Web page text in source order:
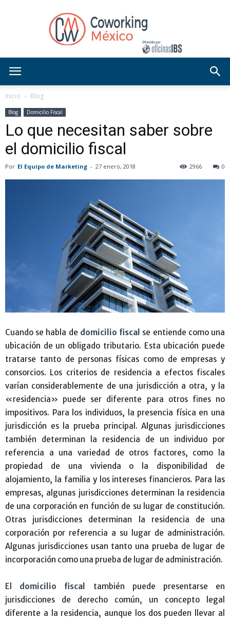
OficinasIBS
Inicio Blog
Blog Domicilio Fiscal
Lo que necesitan saber sobre
el domicilio fiscal
Por El Equipo de Marketing - 27 enero, 2018 0
2966
Cuando se habla de domicilio fiscal se entiende como una
ubicación de un obligado tributario. Esta ubicación puede
tratarse tanto de personas físicas como de empresas y
consorcios. Los criterios de residencia a efectos fiscales
varían considerablemente de una jurisdicción a otra, y la
«residencia» puede ser diferente para otros fines no
impositivos. Para los individuos, la presencia física en una
jurisdicción es la prueba principal. Algunas jurisdicciones
también determinan la residencia de un individuo por
referencia a una variedad de otros factores, como la
propiedad de una vivienda o la disponibilidad de
alojamiento, la familia y los intereses financieros. Para las
empresas, algunas jurisdicciones determinan la residencia
de una corporación en función de su lugar de constitución.
Otras jurisdicciones determinan la residencia de una
corporación por referencia a su lugar de administración.
Algunas jurisdicciones usan tanto una prueba de lugar de
incorporación como una prueba de lugar de administración.
El domicilio fiscal
también puede presentarse en
jurisdicciones de derecho común, un concepto legal
diferente a la residencia, aunque los dos pueden llevar al